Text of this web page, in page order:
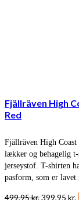
Fjällräven High
Red
Fjällräven High
lækker og behagelig
jerseystof. T-shirten
pasform, som er lavet
499,95kr.Den
399,95 kr.